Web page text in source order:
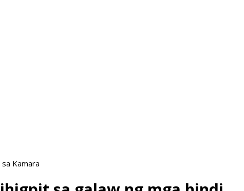
Kamara